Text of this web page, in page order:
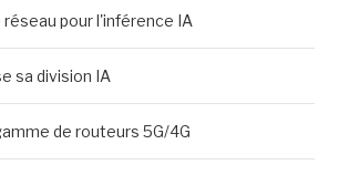
pour l'inférence IA
sa division IA
de routeurs 5G/4G